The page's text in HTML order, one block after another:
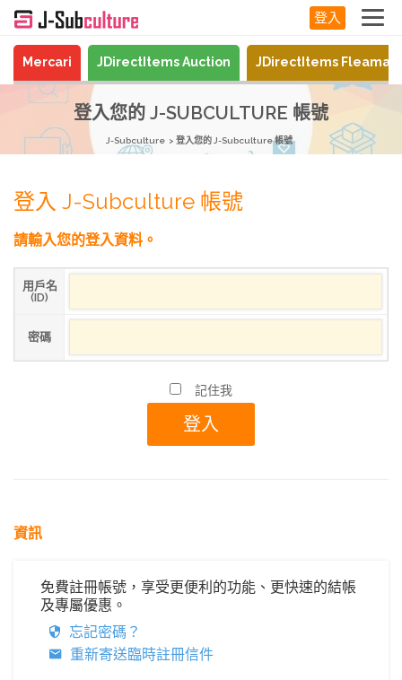
登入
Mercari JDirectItems Auction JDirectItems
登入您的 J-SUBCULTURE 帳號
J-Subculture 登入您的 J-Subculture 帳號
登入 J-Subculture 帳號
請輸入您的登入資料。
用戶名
(ID)
密碼
記住我
資訊
免費註冊帳號，享受更便利的功能、更快速的結帳
及專屬優惠。
忘記密碼？
重新寄送臨時註冊信件